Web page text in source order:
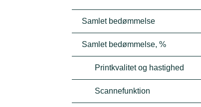
Samlet bedømmelse
Samlet bedømmelse, %
Printkvalitet og hastighed
Scannefunktion